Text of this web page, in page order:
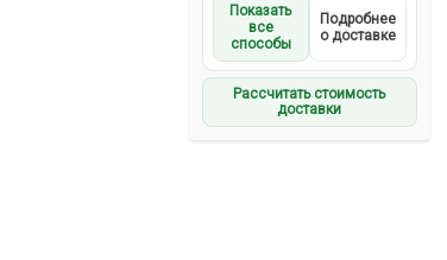
Показать
все
способы
Подробнее
о доставке
Рассчитать стоимость
доставки